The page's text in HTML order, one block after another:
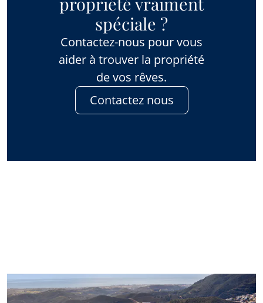
spéciale ?
Contactez-nous pour vous
aider à trouver la propriété
de vos rêves.
Contactez nous